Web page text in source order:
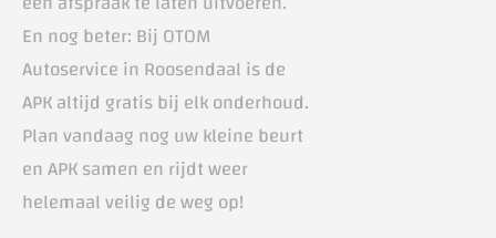
En nog beter: Bij OTOM
Autoservice in Roosendaal is de
APK altijd gratis bij elk onderhoud.
Plan vandaag nog uw kleine beurt
en APK samen en rijdt weer
helemaal veilig de weg op!